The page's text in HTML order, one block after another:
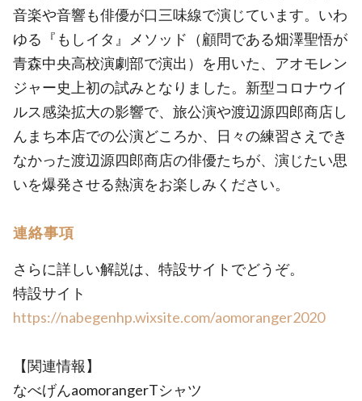
音楽や音響も俳優が口三味線で演じています。いわ
ゆる『もしイタ』メソッド（顧問である畑澤聖悟が
青森中央高校演劇部で演出）を用いた、アオモレン
ジャー史上初の試みとなりました。新型コロナウイ
ルス感染拡大の影響で、旅公演や渡辺源四郎商店し
んまち本店での公演どころか、日々の練習さえでき
なかった渡辺源四郎商店の俳優たちが、演じたい思
いを爆発させる熱演をお楽しみください。
連絡事項
さらに詳しい解説は、特設サイトでどうぞ。
特設サイト
https://nabegenhp.wixsite.com/aomoranger2020
【関連情報】
なべげんaomorangerTシャツ